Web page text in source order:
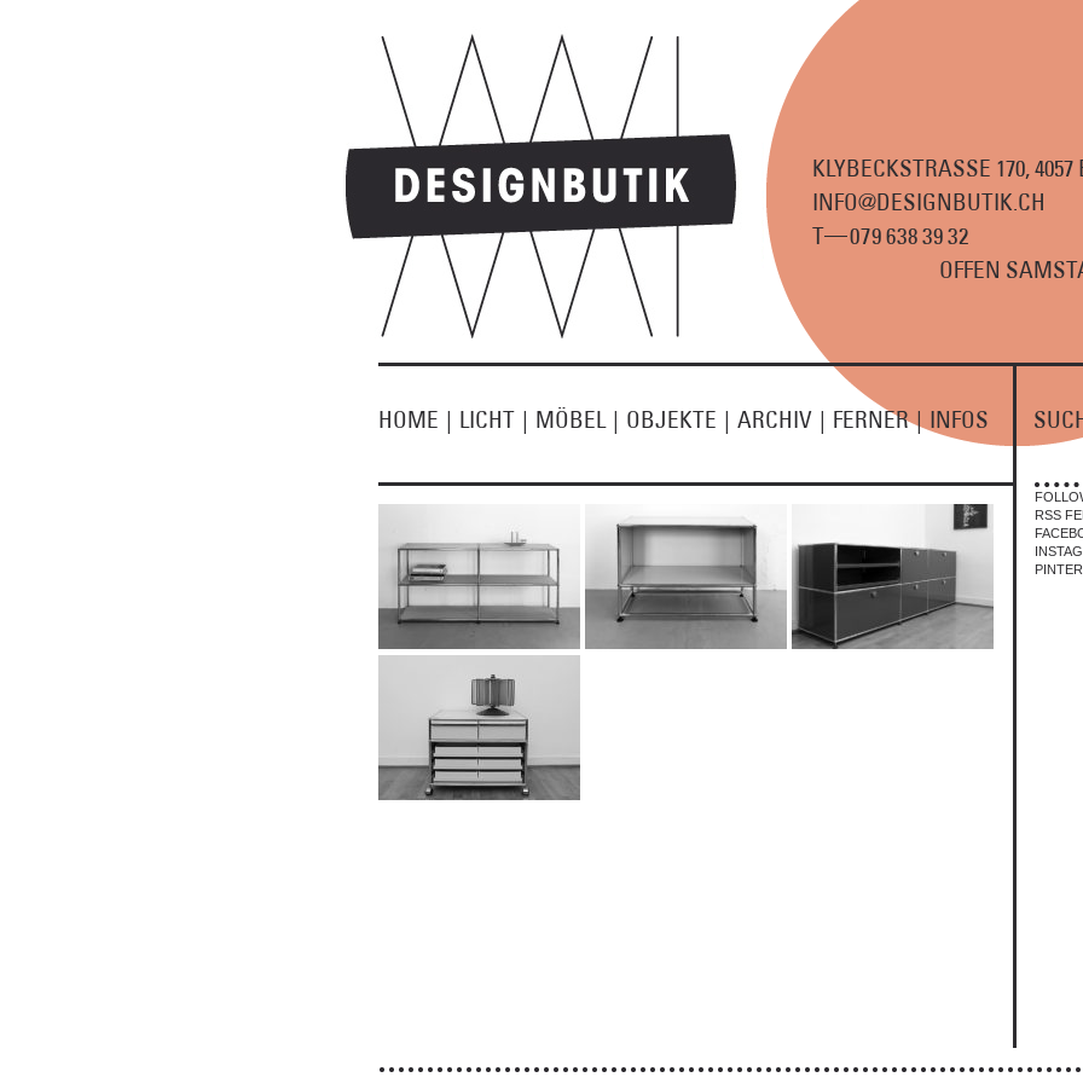
KLYBECKSTRASSE 170, 4057
INFO@DESIGNBUTIK.CH
T—0796383932
OFFEN
HOME | LICHT | MÖBEL | OBJEKTE | ARCHIV | FERNER | INFOS
RSS